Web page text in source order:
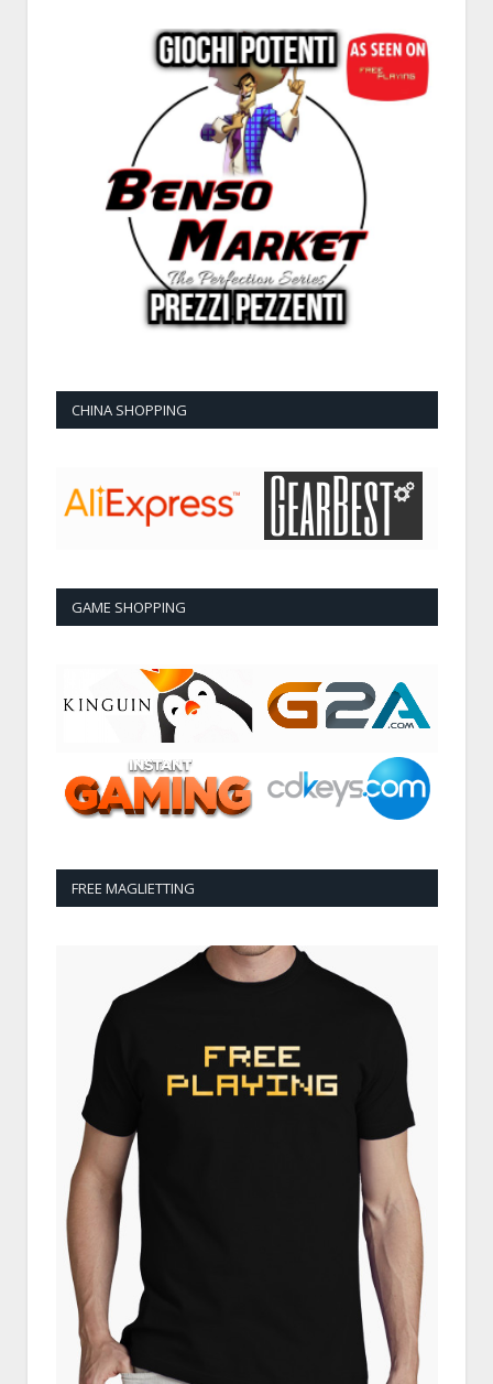
CHINA SHOPPING
GAME SHOPPING
FREE MAGLIETTING